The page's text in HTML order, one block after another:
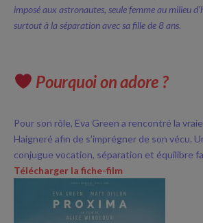
imposé aux astronautes, seule femme au milieu
surtout à la séparation avec sa fille de 8 ans.
Pourquoi on adore ?
Pour son rôle, Eva Green a rencontré la
Haigneré afin de s’imprégner de son vécu.
conjugue vocation, séparation et équilibre
Télécharger la fiche-film